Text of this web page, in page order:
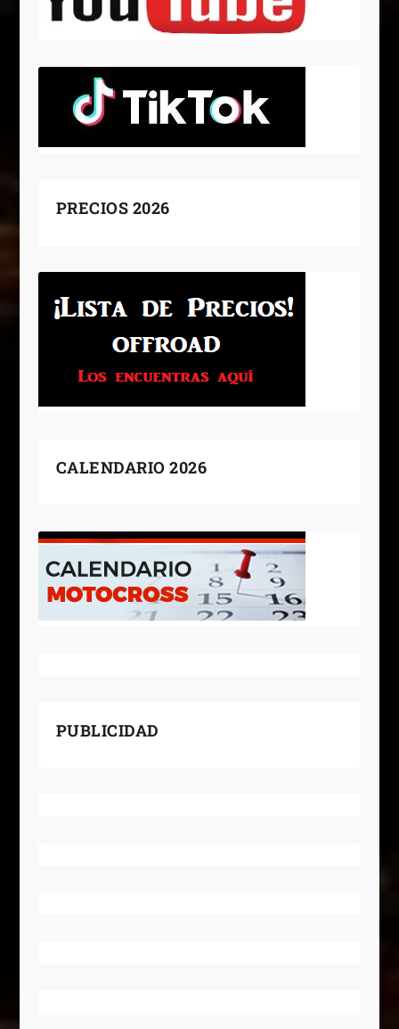
PRECIOS 2026
CALENDARIO 2026
PUBLICIDAD